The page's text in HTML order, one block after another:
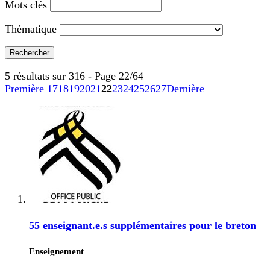
Mots clés
Thématique
5 résultats sur 316 - Page 22/64
Première 1718192021222324252627Dernière
55 enseignant.e.s supplémentaires pour le breton
Enseignement